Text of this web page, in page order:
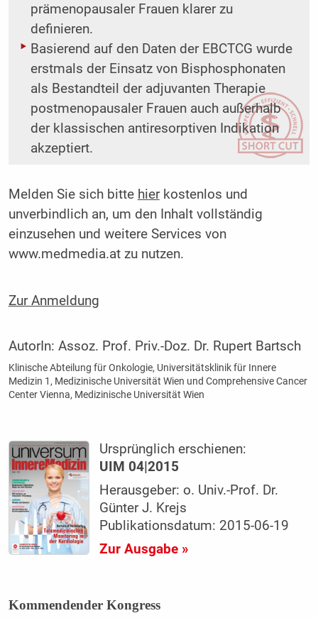
prämenopausaler Frauen klarer zu
definieren.
Basierend auf den Daten der EBCTCG wurde
erstmals der Einsatz von Bisphosphonaten
als Bestandteil der adjuvanten Therapie
postmenopausaler Frauen auch außerhalb
der klassischen antiresorptiven Indikation
akzeptiert.
Melden Sie sich bitte hierkostenlos und
unverbindlich an, um den Inhalt vollständig
einzusehen und weitere Services von
www.medmedia.at zu nutzen.
Zur Anmeldung
AutorIn: Assoz. Prof. Priv.-Doz. Dr. Rupert Bartsch
Klinische Abteilung für Onkologie, Universitätsklinik für Innere
Medizin 1, Medizinische Universität Wien und Comprehensive Cancer
Center Vienna, Medizinische Universität Wien
Ursprünglich erschienen:
UIM 04|2015
Herausgeber: o. Univ.-Prof. Dr.
Günter J. Krejs
Publikationsdatum: 2015-06-19
Zur Ausgabe »
Kommendender Kongress